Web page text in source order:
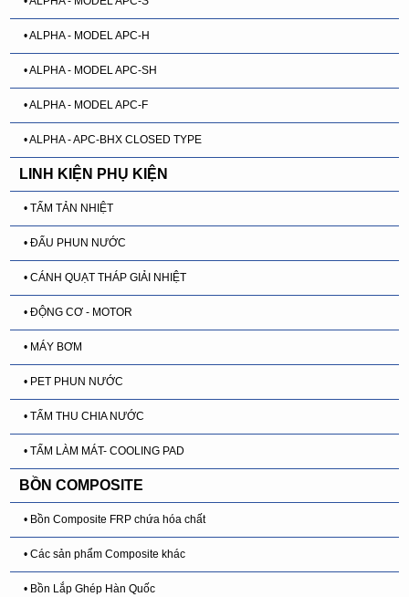
• ALPHA - MODEL APC-H
• ALPHA - MODEL APC-SH
• ALPHA - MODEL APC-F
• ALPHA - APC-BHX CLOSED TYPE
LINH KIỆN PHỤ KIỆN
• TẤM TẢN NHIỆT
• ĐẤU PHUN NƯỚC
• CÁNH QUẠT THÁP GIẢI NHIỆT
• ĐỘNG CƠ - MOTOR
• MÁY BƠM
• PET PHUN NƯỚC
• TẤM THU CHIA NƯỚC
• TẤM LÀM MÁT- COOLING PAD
BỒN COMPOSITE
• Bồn Composite FRP chứa hóa chất
• Các sản phẩm Composite khác
• Bồn Lắp Ghép Hàn Quốc